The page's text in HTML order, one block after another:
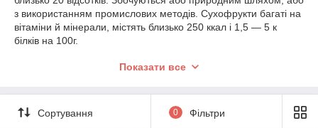
з використанням промислових методів. Сухофрукти багаті на
вітаміни й мінерали, містять близько 250 ккал і 1,5 — 5 к
білків на 100г.
Цінність сухофруктів
як:
Показати все
Сортування 0 Фільтри